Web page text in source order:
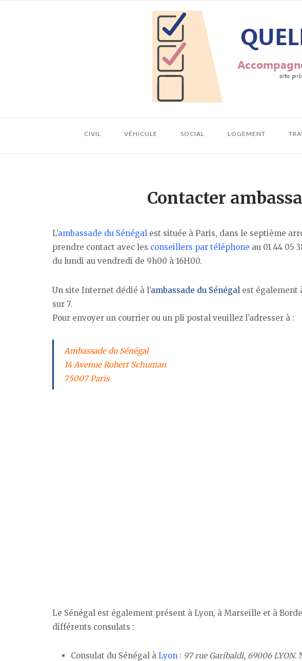
Home
CIVIL VÉHICULE SOCIAL LOGEMENT
Contacter
L’ambassade du Sénégal est située à Paris, dans le septième
prendre contact avec les conseillers par téléphone au 01 44 05
du lundi au vendredi de 9h00 à 16H00.
Un site Internet dédié à l’ambassade du Sénégal est également
sur 7.
Pour envoyer un courrier ou un pli postal veuillez l’adresser à :
Ambassade du Sénégal
14 Avenue Robert Schuman
75007 Paris
Le Sénégal est également présent à Lyon, à Marseille et à
différents consulats :
Consulat du Sénégal à Lyon : 97 rue Garibaldi, 69006 LYON.